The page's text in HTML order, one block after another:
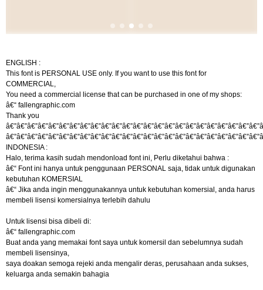
ENGLISH :
This font is PERSONAL USE only. If you want to use this font for
COMMERCIAL,
You need a commercial license that can be purchased in one of my shops:
â€“ fallengraphic.com
Thank you
INDONESIA :
Halo, terima kasih sudah mendonload font ini, Perlu diketahui bahwa :
â€“ Font ini hanya untuk penggunaan PERSONAL saja, tidak untuk digunakan
kebutuhan KOMERSIAL
â€“ Jika anda ingin menggunakannya untuk kebutuhan komersial, anda harus
membeli lisensi komersialnya terlebih dahulu
Untuk lisensi bisa dibeli di:
â€“ fallengraphic.com
Buat anda yang memakai font saya untuk komersil dan sebelumnya sudah
membeli lisensinya,
saya doakan semoga rejeki anda mengalir deras, perusahaan anda sukses,
keluarga anda semakin bahagia